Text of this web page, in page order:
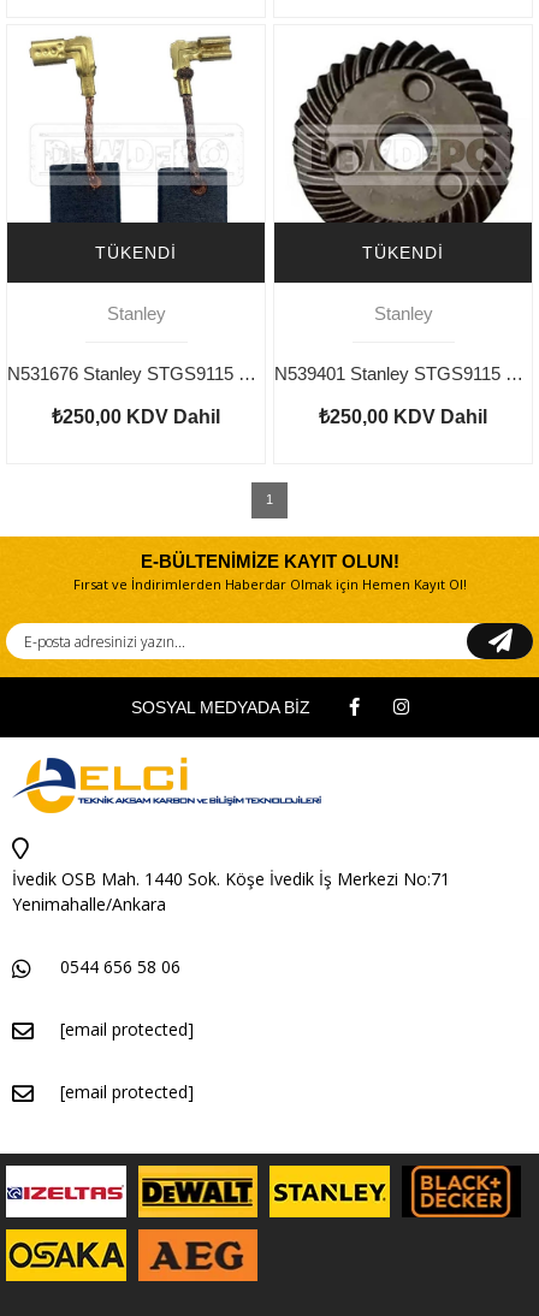
TÜKENDI
Stanley
N531676 Stanley STGS9115 Type 1/2 Kömür
₺250,00 KDV Dahil
TÜKENDI
Stanley
N539401 Stanley STGS9115 Type 1 Büyük Dişli
₺250,00 KDV Dahil
1
E-BÜLTENİMİZE KAYIT OLUN!
Fırsat ve İndirimlerden Haberdar Olmak için Hemen Kayıt Ol!
SOSYAL MEDYADA BİZ
İvedik OSB Mah. 1440 Sok. Köşe İvedik İş Merkezi No:71
Yenimahalle/Ankara
0544 656 58 06
[email protected]
[email protected]